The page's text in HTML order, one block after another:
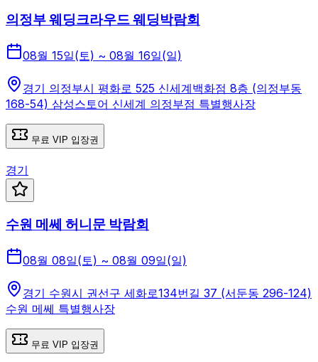
의정부 웨딩크라우드 웨딩박람회
08월 15일(토) ~ 08월 16일(일)
경기 의정부시 평화로 525 신세계백화점 8층 (의정부동
168-54) 삼성스토어 신세계 의정부점 특별행사장
무료 VIP 입장권
경기
수원 메쎄 허니문 박람회
08월 08일(토) ~ 08월 09일(일)
경기 수원시 권선구 세화로134번길 37 (서둔동 296-124)
수원 메쎄 특별행사장
무료 VIP 입장권